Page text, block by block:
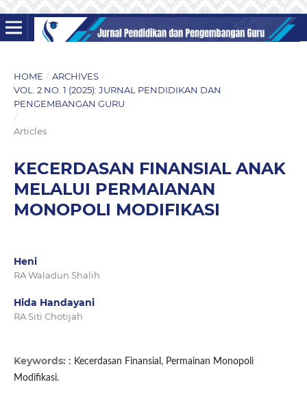
HOME / ARCHIVES /
VOL. 2 NO. 1 (2025): JURNAL PENDIDIKAN DAN
PENGEMBANGAN GURU
/
Articles
KECERDASAN FINANSIAL ANAK
MELALUI PERMAIANAN
MONOPOLI MODIFIKASI
Heni
RA Waladun Shalih
Hida Handayani
RA Siti Chotijah
Keywords: : Kecerdasan Finansial, Permainan Monopoli
Modifikasi.